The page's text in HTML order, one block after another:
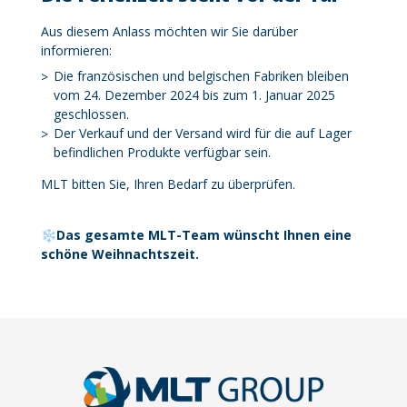
Aus diesem Anlass möchten wir Sie darüber
informieren:
Die französischen und belgischen Fabriken bleiben
vom 24. Dezember 2024 bis zum 1. Januar 2025
geschlossen.
Der Verkauf und der Versand wird für die auf Lager
befindlichen Produkte verfügbar sein.
MLT bitten Sie, Ihren Bedarf zu überprüfen.
❄️Das gesamte MLT-Team wünscht Ihnen eine
schöne Weihnachtszeit.